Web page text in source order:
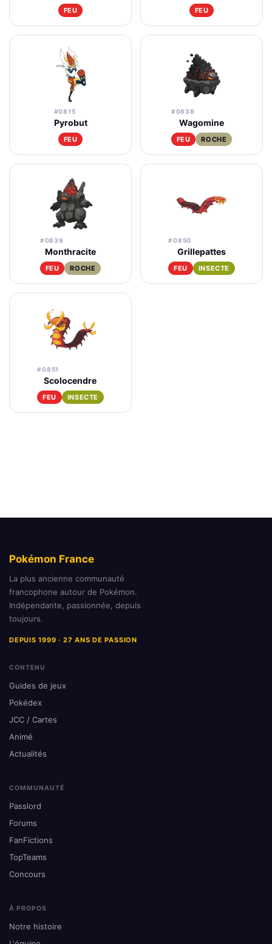
FEU FEU
#0815
Pyrobut
FEU
#0838
Wagomine
FEU ROCHE
#0839
Monthracite
FEU ROCHE
#0850
Grillepattes
FEU INSECTE
#0851
Scolocendre
FEU INSECTE
Pokémon France
La plus ancienne communauté
francophone autour de Pokémon.
Indépendante, passionnée, depuis
toujours.
DEPUIS 1999 · 27 ANS DE PASSION
CONTENU
Guides de jeux
Pokédex
JCC / Cartes
Animé
Actualités
COMMUNAUTÉ
Passlord
Forums
FanFictions
TopTeams
Concours
À PROPOS
Notre histoire